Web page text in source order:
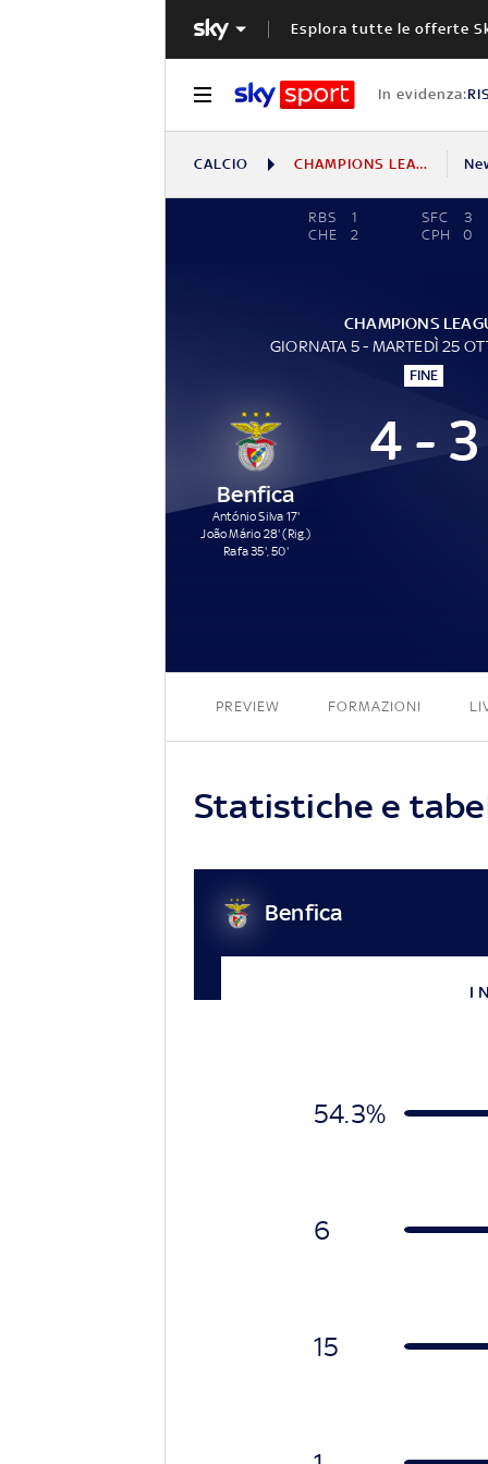
Esplora tutte le offerte
In evidenza:
CALCIO CHAMPIONS LEAGUE
RBS
1
CHE
2
SFC
3
CPH
0
CHAMPIONS
GIORNATA 5 - MARTEDÌ 25
FINE
Benfica
António Silva 17'
João Mário 28' (Rig.)
Rafa 35', 50'
4 - 3
PREVIEW FORMAZIONI
Statistiche e
Benfica
I
54.3%
6
15